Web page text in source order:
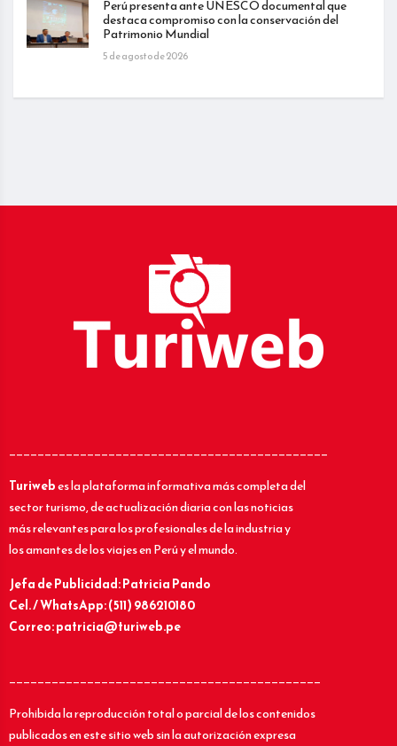
Perú presenta ante UNESCO documental que
destaca compromiso con la conservación del
Patrimonio Mundial
5 de agosto de 2026
_____________________________________________
Turiwebes la plataforma informativa más completa del
sector turismo, de actualización diaria con las noticias
más relevantes para los profesionales de la industria y
los amantes de los viajes en Perú y el mundo.
Jefa de Publicidad: Patricia Pando
Cel. / WhatsApp: (511) 986210180
Correo: patricia@turiweb.pe
____________________________________________
Prohibida la reproducción total o parcial de los contenidos
publicados en este sitio web sin la autorización expresa